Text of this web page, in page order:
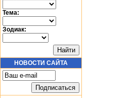
Тема:
Зодиак:
НОВОСТИ САЙТА